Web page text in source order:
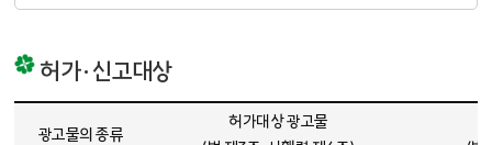
허가·신고대상
광고물의 종류
허가대상 광고물